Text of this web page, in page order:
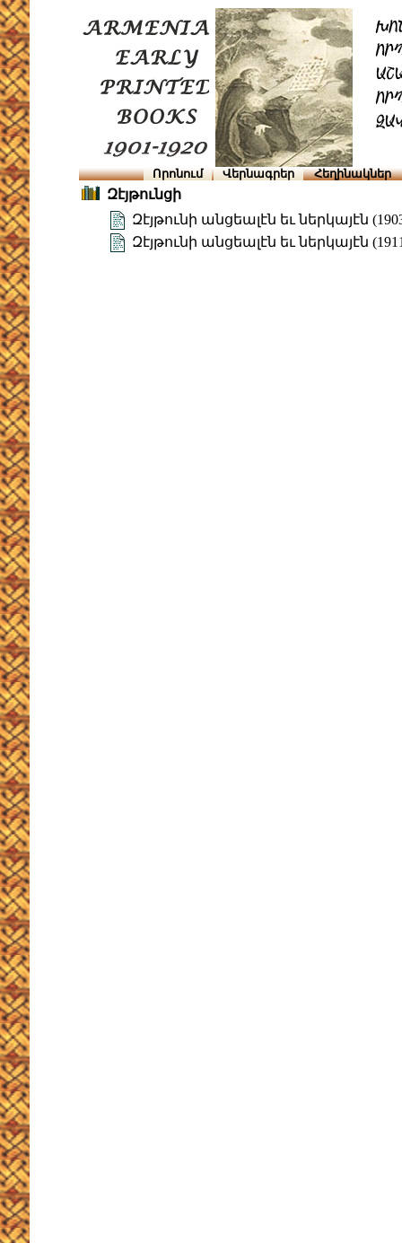
Որոնում Վերնագրեր Հեղինակներ
Զէյթունցի
Զէյթունի անցեալէն եւ ներկայէն
Զէյթունի անցեալէն եւ ներկայէն